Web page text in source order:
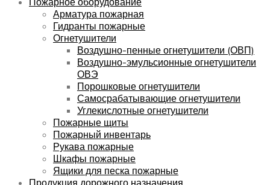
Арматура пожарная
Гидранты пожарные
Огнетушители
Воздушно-пенные огнетушители (ОВП)
Воздушно-эмульсионные огнетушители
ОВЭ
Порошковые огнетушители
Самосрабатывающие огнетушители
Углекислотные огнетушители
Пожарные щиты
Пожарный инвентарь
Рукава пожарные
Шкафы пожарные
Ящики для песка пожарные
Продукция дорожного назначения